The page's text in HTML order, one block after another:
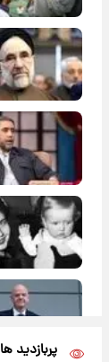
پربازدید ها